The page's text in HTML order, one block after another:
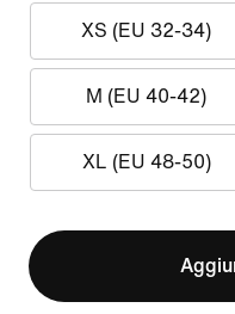
XS (EU 32-34)
M (EU 40-42)
XL (EU 48-50)